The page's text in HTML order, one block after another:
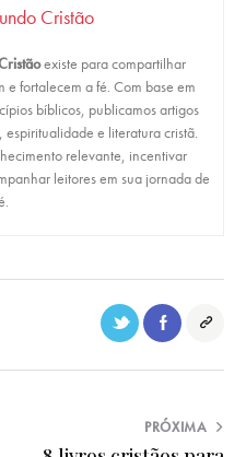
Cristão
existe para compartilhar
fortalecem a fé. Com base em
bíblicos, publicamos artigos
e literatura cristã.
relevante, incentivar
leitores em sua jornada de
PRÓXIMA